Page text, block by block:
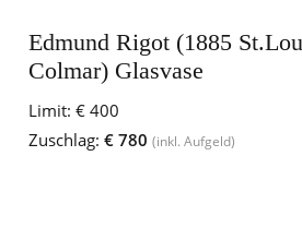
Edmund Rigot (1885
Colmar) Glasvase
Limit: € 400
Zuschlag: € 780 (inkl. Aufgeld)